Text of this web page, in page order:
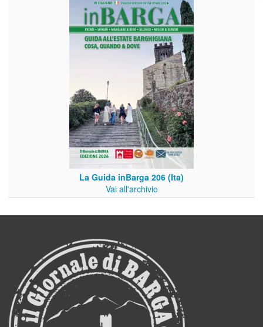
La Guida inBarga 206 (Ita)
Vai all'archivio